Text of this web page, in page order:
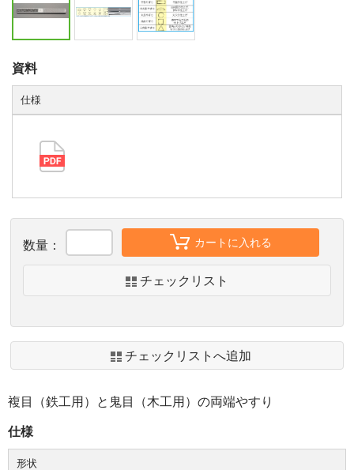
数量： カートに入れる
チェックリスト
チェックリストへ追加
複目（鉄工用）と鬼目（木工用）の両端やすり
仕様
形状
資料
仕様